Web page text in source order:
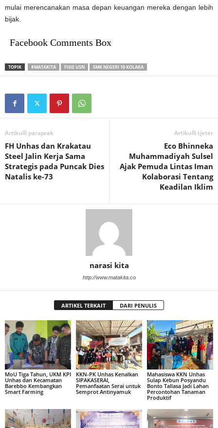
mulai merencanakan masa depan keuangan mereka dengan lebih
bijak.
Facebook Comments Box
TOPIK #MATAKITA FISIE USN SMK NEGERI 10 KOLAKA
Artikulli paraprak
FH Unhas dan Krakatau
Steel Jalin Kerja Sama
Strategis pada Puncak Dies
Natalis ke-73
Artikulli tjetër
Eco Bhinneka
Muhammadiyah Sulsel
Ajak Pemuda Lintas Iman
Kolaborasi Tentang
Keadilan Iklim
narasi kita
http://www.matakita.co
ARTIKEL TERKAIT DARI PENULIS
MoU Tiga Tahun, UKM KPI
Unhas dan Kecamatan
Barebbo Kembangkan
Smart Farming
KKN-PK Unhas Kenalkan
SIPAKASERAI,
Pemanfaatan Serai untuk
Semprot Antinyamuk
Mahasiswa KKN Unhas
Sulap Kebun Posyandu
Bonto Tallasa Jadi Lahan
Percontohan Tanaman
Produktif